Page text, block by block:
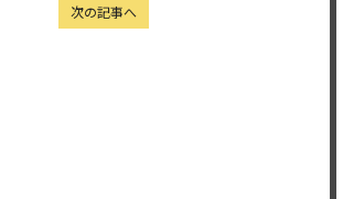
次の記事へ